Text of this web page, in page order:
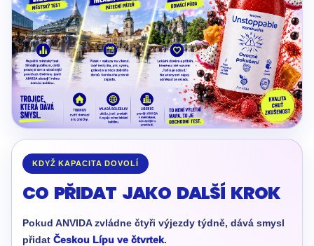
KDYŽ KAPACITA DOVOLÍ
CO PŘIDAT JAKO DALŠÍ KROK
Pokud ANVIDA zvládne čtyři výjezdy týdně, dává smysl
přidat Českou Lípu ve čtvrtek.